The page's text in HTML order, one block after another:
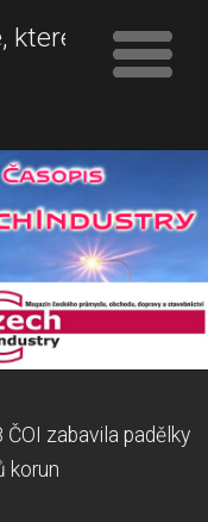
které
zabavila padělky
korun